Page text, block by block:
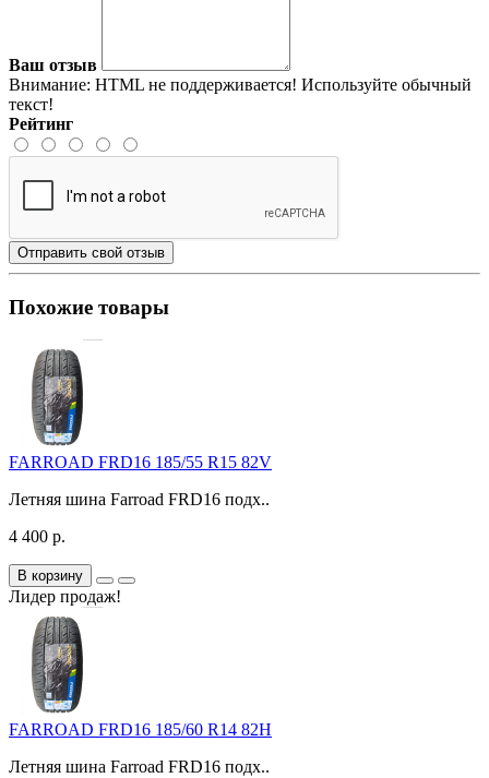
Ваш отзыв
Внимание: HTML не поддерживается! Используйте обычный
текст!
Рейтинг
Отправить свой отзыв
Похожие товары
FARROAD FRD16 185/55 R15 82V
Летняя шина Farroad FRD16 подх..
4 400 р.
В корзину
Лидер продаж!
FARROAD FRD16 185/60 R14 82H
Летняя шина Farroad FRD16 подх..